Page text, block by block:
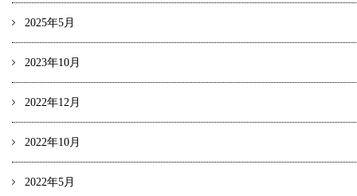
2025年5月
2023年10月
2022年12月
2022年10月
2022年5月